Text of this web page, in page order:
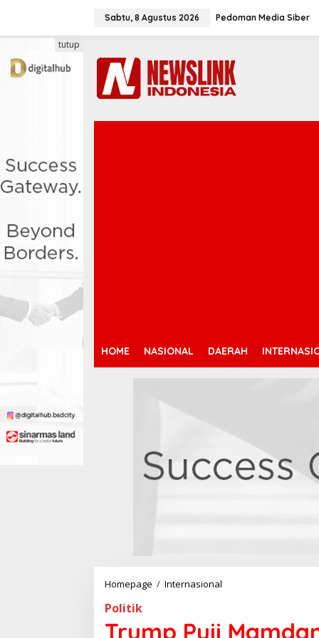
Sabtu, 8 Agustus 2026 Pedoman Media Siber
HOME NASIONAL DAERAH
tutup
Homepage / Internasional
m
Politik
Trump Puji